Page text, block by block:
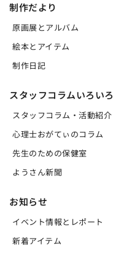
制作だより
原画展とアルバム
絵本とアイテム
制作日記
スタッフコラムいろいろ
スタッフコラム・活動紹介
心理士おがてぃのコラム
先生のための保健室
ようさん新聞
お知らせ
イベント情報とレポート
新着アイテム